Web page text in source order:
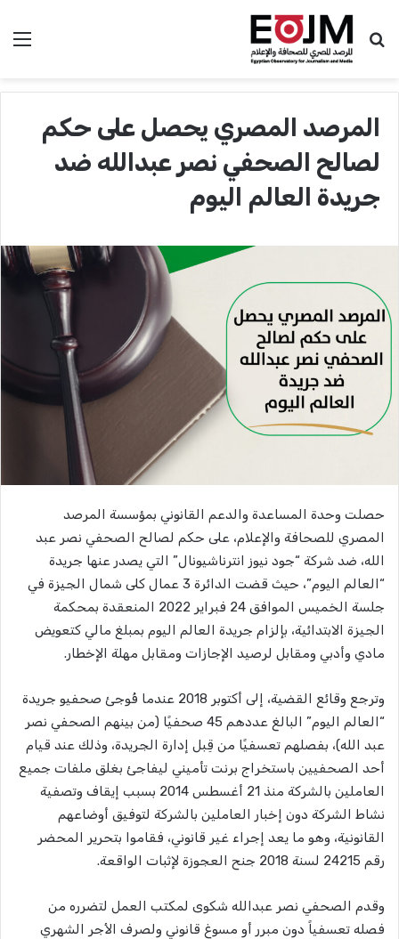
بحث عن
المرصد المصري يحصل على حكم
لصالح الصحفي نصر عبدالله ضد
جريدة العالم اليوم
حصلت وحدة المساعدة والدعم القانوني بمؤسسة المرصد
المصري للصحافة والإعلام، على حكم لصالح الصحفي نصر عبد
الله، ضد شركة “جود نيوز انترناشيونال” التي يصدر عنها جريدة
“العالم اليوم”، حيث قضت الدائرة 3 عمال كلى شمال الجيزة في
جلسة الخميس الموافق 24 فبراير 2022 المنعقدة بمحكمة
الجيزة الابتدائية، بإلزام جريدة العالم اليوم بمبلغ مالي كتعويض
مادي وأدبي ومقابل لرصيد الإجازات ومقابل مهلة الإخطار.
وترجع وقائع القضية، إلى أكتوبر 2018 عندما فُوجئ صحفيو جريدة
“العالم اليوم” البالغ عددهم 45 صحفيًا (من بينهم الصحفي نصر
عبد الله)، بفصلهم تعسفيًا من قِبل إدارة الجريدة، وذلك عند قيام
أحد الصحفيين باستخراج برنت تأميني ليفاجئ بغلق ملفات جميع
العاملين بالشركة منذ 21 أغسطس 2014 بسبب إيقاف وتصفية
نشاط الشركة دون إخبار العاملين بالشركة لتوفيق أوضاعهم
القانونية، وهو ما يعد إجراء غير قانوني، فقاموا بتحرير المحضر
رقم 24215 لسنة 2018 جنح العجوزة لإثبات الواقعة.
وقدم الصحفي نصر عبدالله شكوى لمكتب العمل لتضرره من
فصله تعسفياً دون مبرر أو مسوغ قانوني ولصرف الأجر الشهري